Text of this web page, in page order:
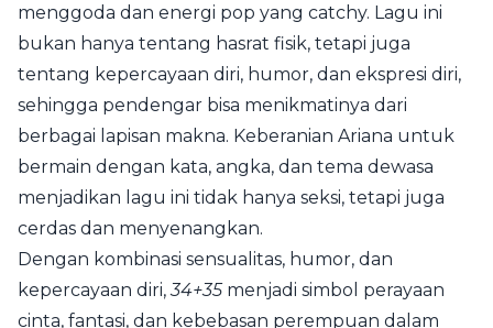
menggoda dan energi pop yang catchy. Lagu ini
bukan hanya tentang hasrat fisik, tetapi juga
tentang kepercayaan diri, humor, dan ekspresi diri,
sehingga pendengar bisa menikmatinya dari
berbagai lapisan makna. Keberanian Ariana untuk
bermain dengan kata, angka, dan tema dewasa
menjadikan lagu ini tidak hanya seksi, tetapi juga
cerdas dan menyenangkan.
Dengan kombinasi sensualitas, humor, dan
kepercayaan diri,34+35menjadi simbol perayaan
cinta, fantasi, dan kebebasan perempuan dalam